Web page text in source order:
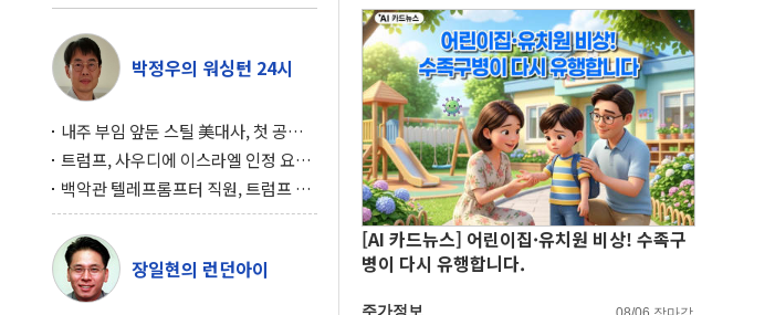
박정우의 워싱턴 24시
내주 부임 앞둔 스틸 美대사, 첫 공개
행사서 "한미동맹 강화 최우선 과제"
트럼프, 사우디에 이스라엘 인정 요
구…원자력 협정 서명 하루 만에 좌초
위기
백악관 텔레프롬프터 직원, 트럼프 연
설 미리 보고 베팅 시장서 10만달러 챙
겨
장일현의 런던아이
[AI 카드뉴스] 어린이집·유치원 비상! 수족구
병이 다시 유행합니다.